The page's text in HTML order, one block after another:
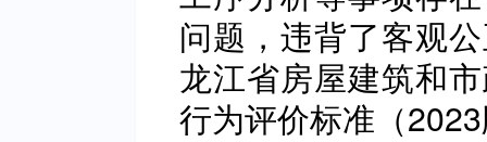
问题，违背了客观
龙江省房屋建筑和
行为评价标准（